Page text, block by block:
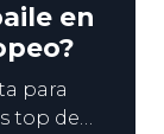
en
para
top del